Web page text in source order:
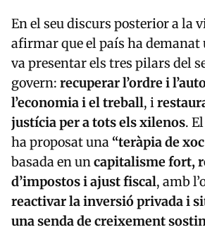
En el seu discurs posterior a la
afirmar que el país ha demanat
va presentar els tres pilars del
govern: recuperar l’ordre i
l’economia i el treball, i
justícia per a tots els xilenos.
ha proposat una “teràpia de
basada en uncapitalisme fort,
d’impostos i ajust fiscal, amb
reactivar la inversió privada i
una senda de creixement